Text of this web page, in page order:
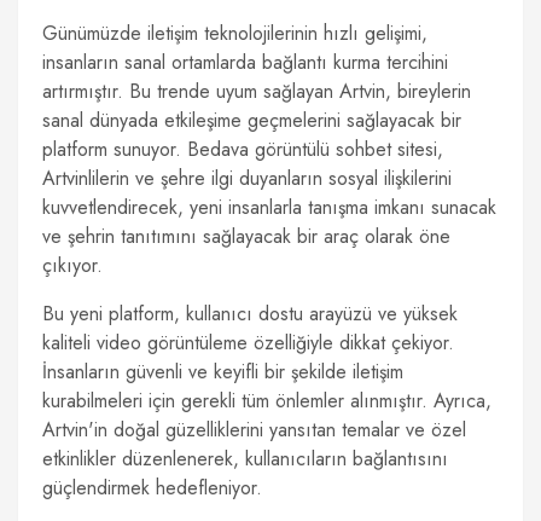
Günümüzde iletişim teknolojilerinin hızlı gelişimi,
insanların sanal ortamlarda bağlantı kurma tercihini
artırmıştır. Bu trende uyum sağlayan Artvin, bireylerin
sanal dünyada etkileşime geçmelerini sağlayacak bir
platform sunuyor. Bedava görüntülü sohbet sitesi,
Artvinlilerin ve şehre ilgi duyanların sosyal ilişkilerini
kuvvetlendirecek, yeni insanlarla tanışma imkanı sunacak
ve şehrin tanıtımını sağlayacak bir araç olarak öne
çıkıyor.
Bu yeni platform, kullanıcı dostu arayüzü ve yüksek
kaliteli video görüntüleme özelliğiyle dikkat çekiyor.
İnsanların güvenli ve keyifli bir şekilde iletişim
kurabilmeleri için gerekli tüm önlemler alınmıştır. Ayrıca,
Artvin'in doğal güzelliklerini yansıtan temalar ve özel
etkinlikler düzenlenerek, kullanıcıların bağlantısını
güçlendirmek hedefleniyor.